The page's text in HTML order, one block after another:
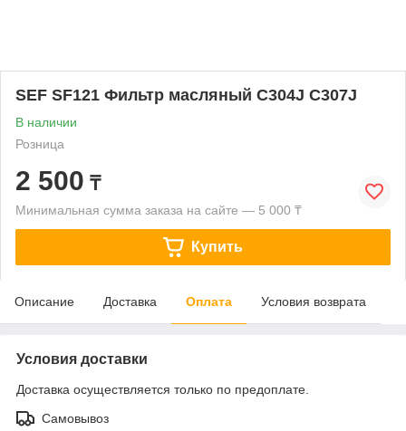
SEF SF121 Фильтр масляный C304J C307J
В наличии
Розница
2 500 ₸
Минимальная сумма заказа на сайте — 5 000 ₸
Купить
Описание Доставка Оплата Условия возврата
Условия доставки
Доставка осуществляется только по предоплате.
Самовывоз